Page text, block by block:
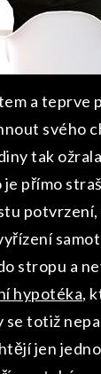
a teprve
svého
tak
je přímo
potvrzení,
stropu a
hypotéka,
se totiž
jen